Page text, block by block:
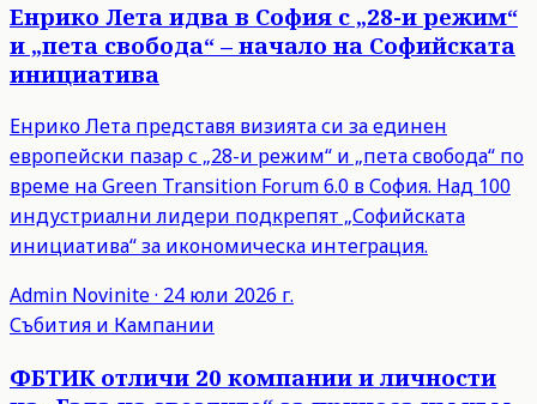
Енрико Лета идва в София с „28-и режим“
и „пета свобода“ – начало на Софийската
инициатива
Енрико Лета представя визията си за единен
европейски пазар с „28-и режим“ и „пета свобода“ по
време на Green Transition Forum 6.0 в София. Над 100
индустриални лидери подкрепят „Софийската
инициатива“ за икономическа интеграция.
Admin Novinite· 24 юли 2026 г.
Събития и Кампании
ФБТИК отличи 20 компании и личности